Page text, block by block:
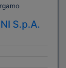
S.p.A.